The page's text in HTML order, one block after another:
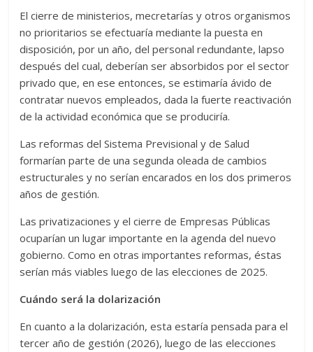
El cierre de ministerios, mecretarías y otros organismos
no prioritarios se efectuaría mediante la puesta en
disposición, por un año, del personal redundante, lapso
después del cual, deberían ser absorbidos por el sector
privado que, en ese entonces, se estimaría ávido de
contratar nuevos empleados, dada la fuerte reactivación
de la actividad económica que se produciría.
Las reformas del Sistema Previsional y de Salud
formarían parte de una segunda oleada de cambios
estructurales y no serían encarados en los dos primeros
años de gestión.
Las privatizaciones y el cierre de Empresas Públicas
ocuparían un lugar importante en la agenda del nuevo
gobierno. Como en otras importantes reformas, éstas
serían más viables luego de las elecciones de 2025.
Cuándo será la dolarización
En cuanto a la dolarización, esta estaría pensada para el
tercer año de gestión (2026), luego de las elecciones